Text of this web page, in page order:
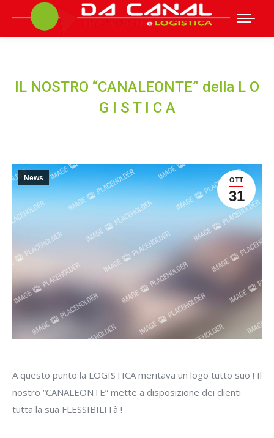
IL NOSTRO “CANALEONTE” della L O
G I S T I C A
OTT
31
News
A questo punto la LOGISTICA meritava un logo tutto suo ! Il
nostro “CANALEONTE” mette a disposizione dei clienti
tutta la sua FLESSIBILITà !